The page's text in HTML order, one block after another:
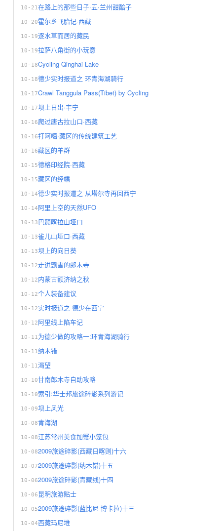
10-21 在路上的那些日子·五·兰州甜醅子
10-20霍尔乡飞胎记·西藏
10-19逐水草而居的藏民
10-19拉萨八角街的小玩意
10-18Cycling Qinghai Lake
10-18德少实时报道之 环青海湖骑行
10-17Crawl Tanggula Pass(Tibet) by Cycling
10-17坝上日出·丰宁
10-16爬过唐古拉山口·西藏
10-16打阿噶·藏区的传统建筑工艺
10-16藏区的羊群
10-15德格印经院·西藏
10-15藏区的经幡
10-14德少实时报道之 从塔尔寺再回西宁
10-14阿里上空的天然UFO
10-13巴颜喀拉山垭口
10-13雀儿山垭口·西藏
10-13坝上的向日葵
10-12走进飘雪的郎木寺
10-12内蒙古额济纳之秋
10-12个人装备建议
10-12实时报道之 德少在西宁
10-12阿里线上陷车记
10-11 为德少做的攻略一:环青海湖骑行
10-11 纳木错
10-11 渴望
10-10甘南郎木寺自助攻略
10-10索引:华士邦旅途碎影系列游记
10-09坝上风光
10-08青海湖
10-08江苏常州美食加蟹小笼包
10-082009旅途碎影(西藏日喀则)十六
10-072009旅途碎影(纳木错)十五
10-062009旅途碎影(青藏线)十四
10-06 昆明旅游贴士
10-052009旅途碎影(蓝比尼 博卡拉)十三
10-04西藏玛尼堆